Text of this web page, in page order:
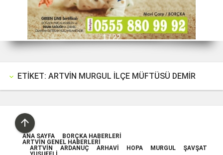
2 / 22
keyboard_arrow_down ETIKET: ARTVIN MURGUL İLÇE MÜFTÜSÜ DEMIR

ANA SAYFA
BORÇKA HABERLERI
ARTVIN GENEL HABERLERI
ARTVIN
ARDANUÇ ARHAVI HOPA MURGUL
ŞAVŞAT